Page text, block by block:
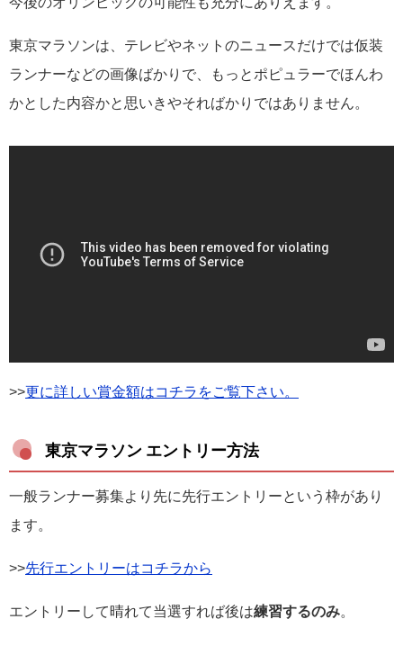
東京マラソンは、テレビやネットのニュースだけでは仮装
ランナーなどの画像ばかりで、もっとポピュラーでほんわ
かとした内容かと思いきやそればかりではありません。
>>更に詳しい賞金額はコチラをご覧下さい。
東京マラソン エントリー方法
一般ランナー募集より先に先行エントリーという枠があり
ます。
>>先行エントリーはコチラから
エントリーして晴れて当選すれば後は練習するのみ。